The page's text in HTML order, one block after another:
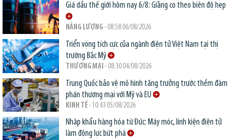
Giá dầu thế giới hôm nay 6/8: Giằng co theo biên độ hẹp
NĂNG LƯỢNG - 08:58 06/08/2026
Triển vọng tích cực của ngành điện tử Việt Nam tại thị
trường Bắc Mỹ
THƯƠNG MẠI - 08:30 04/08/2026
Trung Quốc bảo vệ mô hình tăng trưởng trước thềm đàm
phán thương mại với Mỹ và EU
KINH TẾ- 10:43 05/08/2026
Nhập khẩu hàng hóa từ Đức: Máy móc, linh kiện điện tử
làm động lực bứt phá